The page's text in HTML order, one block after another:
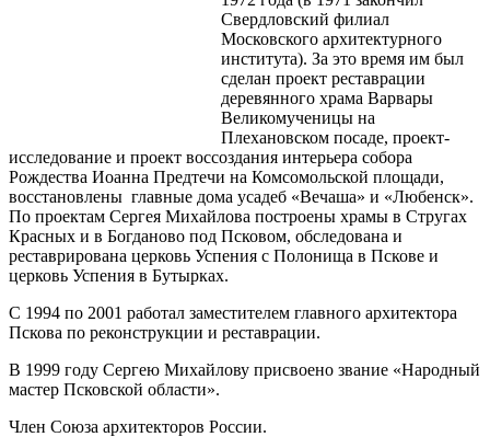
Свердловский филиал
Московского архитектурного
института). За это время им был
сделан проект реставрации
деревянного храма Варвары
Великомученицы на
Плехановском посаде, проект-
исследование и проект воссоздания интерьера собора
Рождества Иоанна Предтечи на Комсомольской площади,
восстановлены главные дома усадеб «Вечаша» и «Любенск».
По проектам Сергея Михайлова построены храмы в Стругах
Красных и в Богданово под Псковом, обследована и
реставрирована церковь Успения с Полонища в Пскове и
церковь Успения в Бутырках.
С 1994 по 2001 работал заместителем главного архитектора
Пскова по реконструкции и реставрации.
В 1999 году Сергею Михайлову присвоено звание «Народный
мастер Псковской области».
Член Союза архитекторов России.